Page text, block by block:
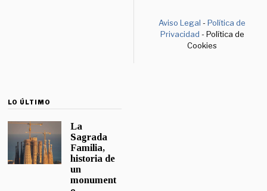
Aviso Legal -Política de
Privacidad - Política de
Cookies
LO ÚLTIMO
La
Sagrada
Familia,
historia de
un
monument